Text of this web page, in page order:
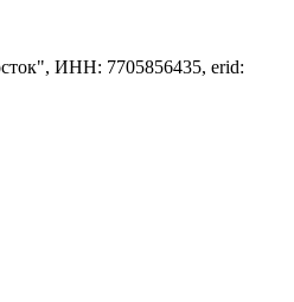
ИНН: 7705856435, erid: